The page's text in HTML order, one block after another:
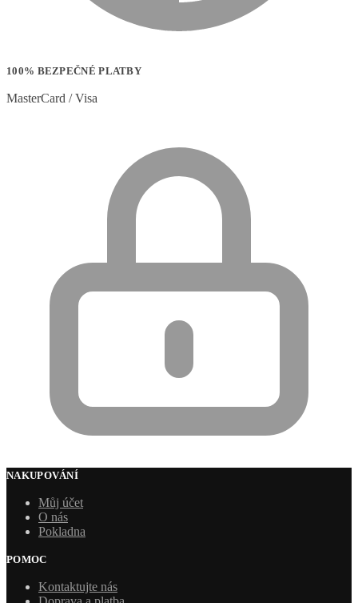
100% BEZPEČNÉ PLATBY
MasterCard / Visa
NAKUPOVÁNÍ
Můj účet
O nás
Pokladna
POMOC
Kontaktujte nás